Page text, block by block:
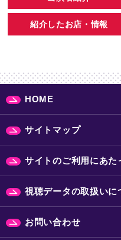
紹介したお店・情報
HOME
サイトマップ
サイトのご利用にあた
視聴データの取扱いに
お問い合わせ